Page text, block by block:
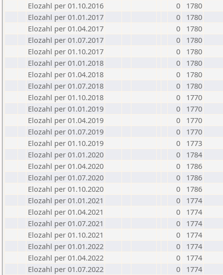
Elozahl per 01.10.2016
0
1780
Elozahl per 01.01.2017
0
1780
Elozahl per 01.04.2017
0
1780
Elozahl per 01.07.2017
0
1780
Elozahl per 01.10.2017
0
1780
Elozahl per 01.01.2018
0
1780
Elozahl per 01.04.2018
0
1780
Elozahl per 01.07.2018
0
1780
Elozahl per 01.10.2018
0
1770
Elozahl per 01.01.2019
0
1770
Elozahl per 01.04.2019
0
1770
Elozahl per 01.07.2019
0
1770
Elozahl per 01.10.2019
0
1773
Elozahl per 01.01.2020
0
1784
Elozahl per 01.04.2020
0
1786
Elozahl per 01.07.2020
0
1786
Elozahl per 01.10.2020
0
1786
Elozahl per 01.01.2021
0
1774
Elozahl per 01.04.2021
0
1774
Elozahl per 01.07.2021
0
1774
Elozahl per 01.10.2021
0
1774
Elozahl per 01.01.2022
0
1774
Elozahl per 01.04.2022
0
1774
Elozahl per 01.07.2022
0
1774